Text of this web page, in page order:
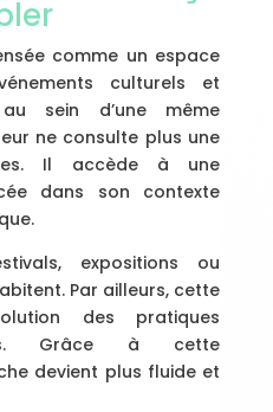
comme un espace
culturels et
sein d’une même
ne consulte plus une
Il accède à une
dans son contexte
expositions ou
Par ailleurs, cette
des pratiques
Grâce à cette
devient plus fluide et